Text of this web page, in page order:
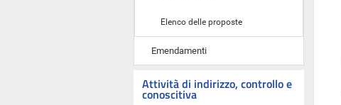
Elenco delle proposte
Emendamenti
Attività di indirizzo, controllo e
conoscitiva